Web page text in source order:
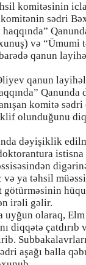
komitəsinin
sədri
və “Ümumi
qanun
qanun
komitə sədri
olunduğunu
dəyişiklik
ya təhsil
götürməsinin
irəli gəlir.
uyğun olaraq,
diqqətə çatdırıb
aşağı balla